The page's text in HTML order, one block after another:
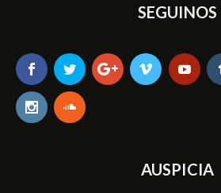
SEGUINOS
AUSPICIA